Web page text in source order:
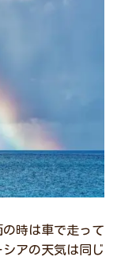
時は車で走って
アの天気は同じ